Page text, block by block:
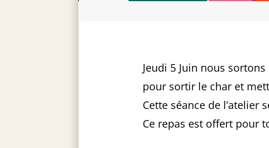
Jeudi 5 Juin nous
pour sortir le char et
Cette séance de l’atelier
Ce repas est offert pour